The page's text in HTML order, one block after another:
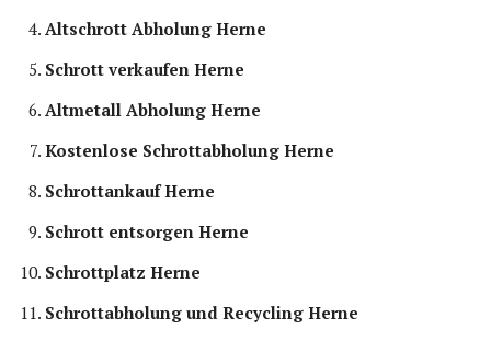
Altschrott Abholung Herne
Schrott verkaufen Herne
Altmetall Abholung Herne
Kostenlose Schrottabholung Herne
Schrottankauf Herne
Schrott entsorgen Herne
Schrottplatz Herne
Schrottabholung und Recycling Herne